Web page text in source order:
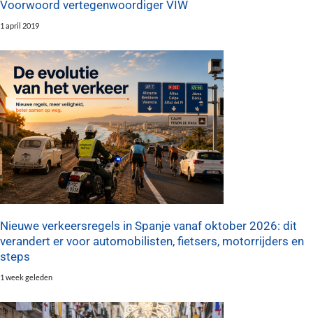
Voorwoord vertegenwoordiger VIW
1 april 2019
Nieuwe verkeersregels in Spanje vanaf oktober 2026: dit
verandert er voor automobilisten, fietsers, motorrijders en
steps
1 week geleden